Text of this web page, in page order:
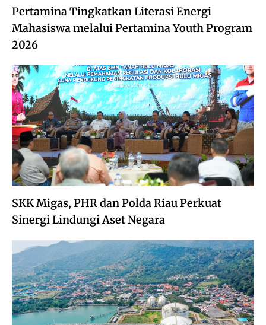
Pertamina Tingkatkan Literasi Energi
Mahasiswa melalui Pertamina Youth Program
2026
SKK Migas, PHR dan Polda Riau Perkuat
Sinergi Lindungi Aset Negara